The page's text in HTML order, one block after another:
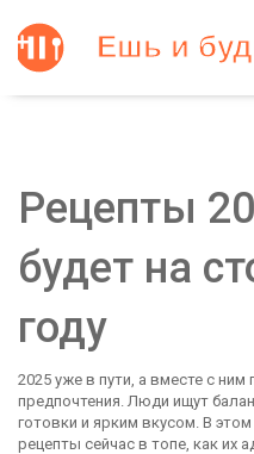
Рецепты
будет на
году
2025 уже в пути, а вместе с
предпочтения. Люди ищут
готовки и ярким вкусом. В
рецепты сейчас в топе, как их